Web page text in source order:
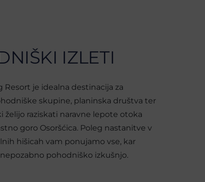
IZLETI
Resort je idealna destinacija za
skupine, planinska društva ter
želijo raziskati naravne lepote otoka
goro Osoršćica. Poleg nastanitve v
hišicah vam ponujamo vse, kar
pohodniško izkušnjo.